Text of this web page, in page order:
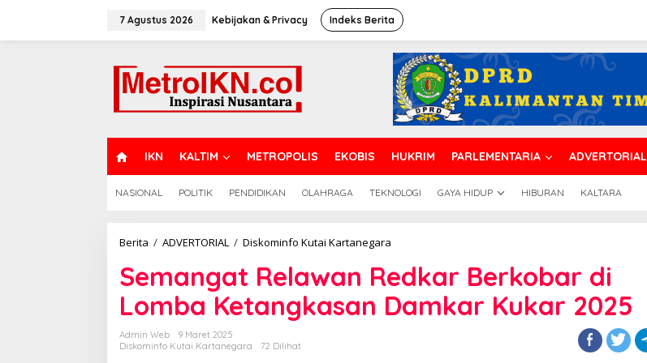
7 Agustus 2026 Kebijakan & Privacy Indeks Berita
O
M
IKN KALTIM METROPOLIS EKOBIS HUKRIM PARLEMENTARIA ADVERTORIAL
NASIONAL POLITIK PENDIDIKAN OLAHRAGA TEKNOLOGI GAYA HIDUP HIBURAN KALTARA
Berita / ADVERTORIAL / Diskominfo Kutai Kartanegara
Redkar
Berkobar
di
Lomba
Semangat Relawan Redkar Berkobar di
Lomba Ketangkasan Damkar Kukar 2025
Admin Web
9 Maret 2025
Diskominfo Kutai Kartanegara
72 Dilihat